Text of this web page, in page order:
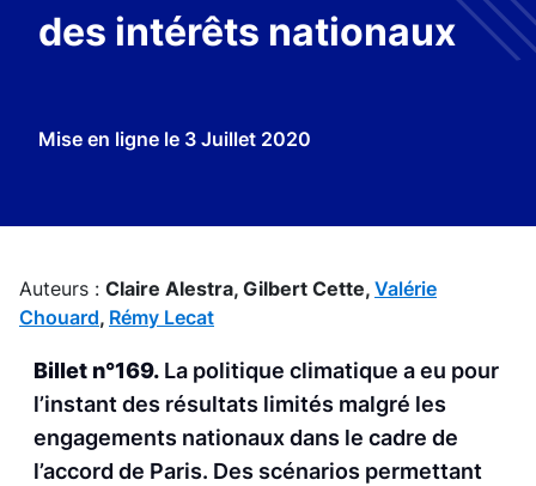
des intérêts nationaux
Mise en ligne le 3 Juillet 2020
Auteurs : Claire Alestra, Gilbert Cette, Valérie
Chouard, Rémy Lecat
Billet n°169. La politique climatique a eu pour
l’instant des résultats limités malgré les
engagements nationaux dans le cadre de
l’accord de Paris. Des scénarios permettant